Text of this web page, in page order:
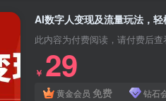
AI数字人变现及流量玩法，
此内容为付费阅读，请付费后查
￥ 29
黄金会员 免费 钻石